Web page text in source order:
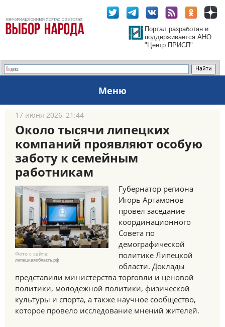
Портал разработан и
поддерживается АНО
"Центр ПРИСП"
Меню
17 июня 2026, 21:44
Около тысячи липецких
компаний проявляют особую
заботу к семейным
работникам
Фото с сайта:
липецкаяобласть.рф
Губернатор региона
Игорь Артамонов
провел заседание
координационного
Совета по
демографической
политике Липецкой
области. Доклады
представили министерства торговли и ценовой
политики, молодежной политики, физической
культуры и спорта, а также научное сообщество,
которое провело исследование мнений жителей.